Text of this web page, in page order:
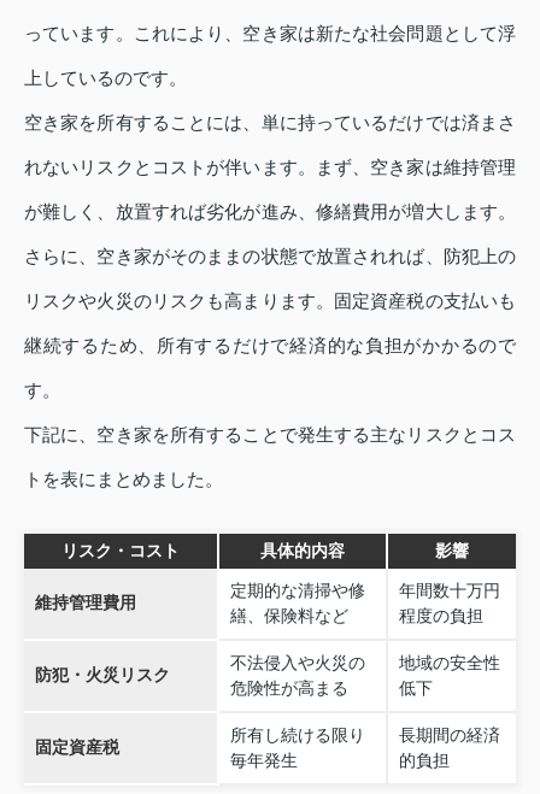
っています。これにより、空き家は新たな社会問題として浮
上しているのです。
空き家を所有することには、単に持っているだけでは済まさ
れないリスクとコストが伴います。まず、空き家は維持管理
が難しく、放置すれば劣化が進み、修繕費用が増大します。
さらに、空き家がそのままの状態で放置されれば、防犯上の
リスクや火災のリスクも高まります。固定資産税の支払いも
継続するため、所有するだけで経済的な負担がかかるので
す。
下記に、空き家を所有することで発生する主なリスクとコス
トを表にまとめました。
リスク・コスト 具体的内容 影響
維持管理費用
定期的な清掃や修
繕、保険料など
年間数十万円
程度の負担
防犯・火災リスク
不法侵入や火災の
危険性が高まる
地域の安全性
低下
固定資産税
所有し続ける限り
毎年発生
長期間の経済
的負担